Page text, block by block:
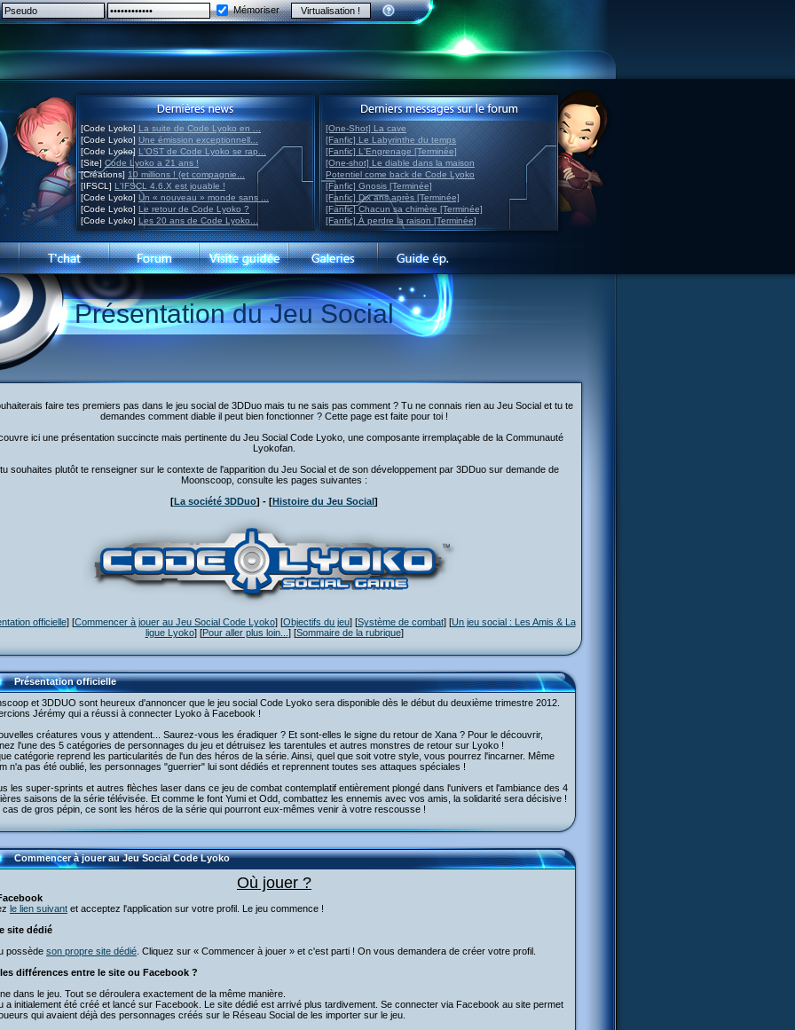
Mémoriser
[Code Lyoko] La suite de Code Lyoko en ...
[Code Lyoko] Une émission exceptionnell...
[Code Lyoko] L'OST de Code Lyoko se rap...
[Site] Code Lyoko a 21 ans !
[Créations] 10 millions ! (et compagnie...
[IFSCL] L'IFSCL 4.6.X est jouable !
[Code Lyoko] Un « nouveau » monde sans ...
[Code Lyoko] Le retour de Code Lyoko ?
[Code Lyoko] Les 20 ans de Code Lyoko...
[One-Shot] La cave
[Fanfic] Le Labyrinthe du temps
[Fanfic] L'Engrenage [Terminée]
[One-shot] Le diable dans la maison
Potentiel come back de Code Lyoko
[Fanfic] Gnosis [Terminée]
[Fanfic] Dix ans après [Terminée]
[Fanfic] Chacun sa chimère [Terminée]
[Fanfic] À perdre la raison [Terminée]
Présentation du Jeu Social
faire tes premiers pas dans le jeu social de 3DDuo mais tu ne sais pas comment ? Tu ne connais rien au Jeu Social et tu te
demandes comment diable il peut bien fonctionner ? Cette page est faite pour toi !
ici une présentation succincte mais pertinente du Jeu Social Code Lyoko, une composante irremplaçable de la Communauté
Lyokofan.
souhaites plutôt te renseigner sur le contexte de l'apparition du Jeu Social et de son développement par 3DDuo sur demande de
Moonscoop, consulte les pages suivantes :
[La société 3DDuo] - [Histoire du Jeu Social]
officielle] [Commencer à jouer au Jeu Social Code Lyoko] [Objectifs du jeu] [Système de combat] [Un jeu social : Les Amis & La
ligue Lyoko] [Pour aller plus loin... ] [Sommaire de la rubrique]
Présentation officielle
et 3DDUO sont heureux d'annoncer que le jeu social Code Lyoko sera disponible dès le début du deuxième trimestre 2012.
Jérémy qui a réussi à connecter Lyoko à Facebook !
créatures vous y attendent... Saurez-vous les éradiquer ? Et sont-elles le signe du retour de Xana ? Pour le découvrir,
l'une des 5 catégories de personnages du jeu et détruisez les tarentules et autres monstres de retour sur Lyoko !
catégorie reprend les particularités de l'un des héros de la série. Ainsi, quel que soit votre style, vous pourrez l'incarner. Même
n'a pas été oublié, les personnages "guerrier" lui sont dédiés et reprennent toutes ses attaques spéciales !
les super-sprints et autres flèches laser dans ce jeu de combat contemplatif entièrement plongé dans l'univers et l'ambiance des 4
saisons de la série télévisée. Et comme le font Yumi et Odd, combattez les ennemis avec vos amis, la solidarité sera décisive !
cas de gros pépin, ce sont les héros de la série qui pourront eux-mêmes venir à votre rescousse !
Commencer à jouer au Jeu Social Code Lyoko
Où jouer ?
le lien suivant et acceptez l'application sur votre profil. Le jeu commence !
site dédié
possède son propre site dédié . Cliquez sur « Commencer à jouer » et c'est parti ! On vous demandera de créer votre profil.
différences entre le site ou Facebook ?
dans le jeu. Tout se déroulera exactement de la même manière.
a initialement été créé et lancé sur Facebook. Le site dédié est arrivé plus tardivement. Se connecter via Facebook au site permet
qui avaient déjà des personnages créés sur le Réseau Social de les importer sur le jeu.